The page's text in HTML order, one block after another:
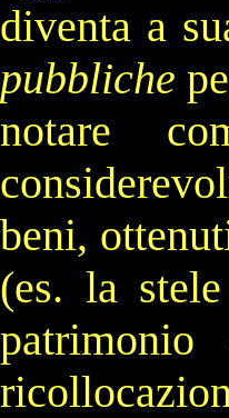
diventa a
pubbliche
notare
beni,
(es. la